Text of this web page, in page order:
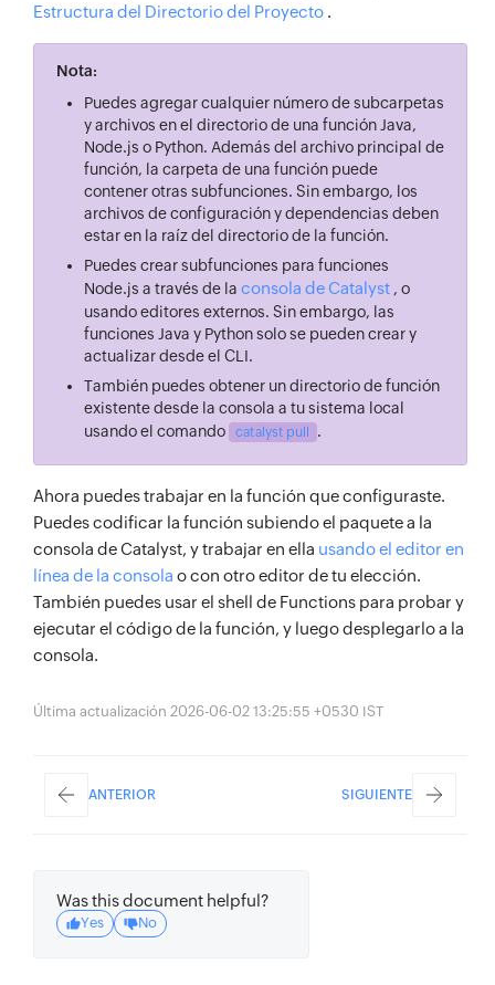
Estructura del Directorio del Proyecto .
Nota:
Puedes agregar cualquier número de subcarpetas
y archivos en el directorio de una función Java,
Node.js o Python. Además del archivo principal de
función, la carpeta de una función puede
contener otras subfunciones. Sin embargo, los
archivos de configuración y dependencias deben
estar en la raíz del directorio de la función.
Puedes crear subfunciones para funciones
Node.js a través de la consola de Catalyst , o
usando editores externos. Sin embargo, las
funciones Java y Python solo se pueden crear y
actualizar desde el CLI.
También puedes obtener un directorio de función
existente desde la consola a tu sistema local
usando el comando
catalyst pull .
Ahora puedes trabajar en la función que configuraste.
Puedes codificar la función subiendo el paquete a la
consola de Catalyst, y trabajar en ella usando el editor en
línea de la consola o con otro editor de tu elección.
También puedes usar el shell de Functions para probar y
ejecutar el código de la función, y luego desplegarlo a la
consola.
Última actualización 2026-06-02 13:25:55 +0530 IST
ANTERIOR SIGUIENTE
Was this document helpful?
Yes No